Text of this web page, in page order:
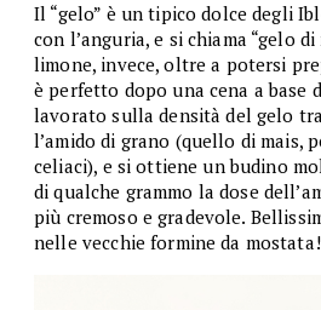
Il “gelo” è un tipico dolce degli
con l’anguria, e si chiama “gelo
limone, invece, oltre a potersi
è perfetto dopo una cena a base
lavorato sulla densità del gelo
l’amido di grano (quello di mais,
celiaci), e si ottiene un budino
di qualche grammo la dose
più cremoso e gradevole.
nelle vecchie formine da mostata!